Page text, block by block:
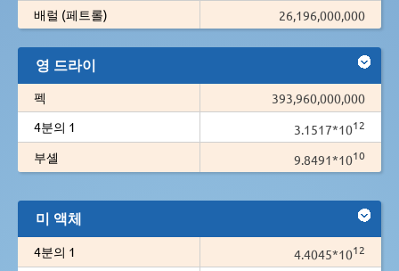
배럴 (페트롤)
26,196,000,000
영 드라이
펙
393,960,000,000
4분의 1
3.1517*1012
부셸 9.8491*1010
미 액체
4분의 1 4.4045*1012